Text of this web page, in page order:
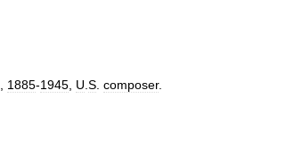
1885-1945 U S composer.